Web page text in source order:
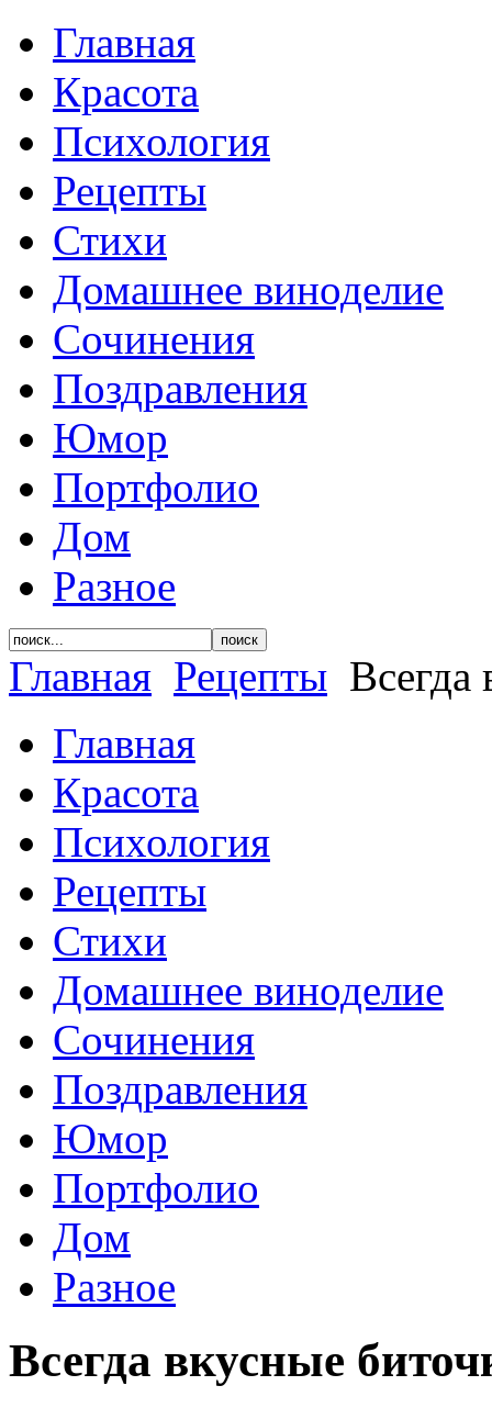
Главная
Красота
Психология
Рецепты
Стихи
Домашнее виноделие
Сочинения
Поздравления
Юмор
Портфолио
Дом
Разное
Главная Рецепты Всегда
Главная
Красота
Психология
Рецепты
Стихи
Домашнее виноделие
Сочинения
Поздравления
Юмор
Портфолио
Дом
Разное
Всегда вкусные